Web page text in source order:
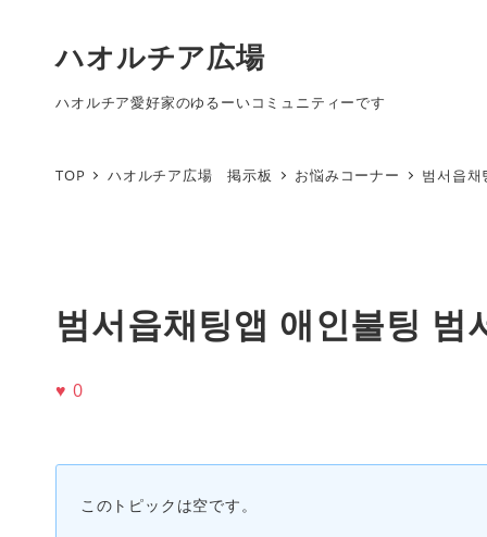
ハオルチア広場
ハオルチア愛好家のゆるーいコミュニティーです
TOP ハオルチア広場 掲示板 お悩みコーナー 범서읍채
범서읍채팅앱 애인불팅 범
♥ 0
このトピックは空です。